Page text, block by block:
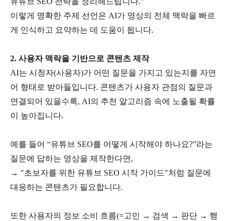
이렇게 명확한 주제 선언은 AI가 영상의 전체 맥락을 빠르
게 인식하고 요약하는 데 도움이 됩니다.
2. 사용자 맥락을 기반으로 콘텐츠 제작
AI는 시청자(사용자)가 어떤 질문을 가지고 있는지를 자연
어 형태로 받아들입니다. 콘텐츠가 사용자 관점의 질문과
연결되어 있을수록, AI의 추천 알고리즘 속에 노출될 확률
이 높아집니다.
예를 들어 “유튜브 SEO를 어떻게 시작해야 하나요?”라는
질문에 답하는 영상을 제작한다면 ,
→ "초보자를 위한 유튜브 SEO 시작 가이드"처럼 질문에
대응하는 콘텐츠가 필요합니다.
또한 사용자의 정보 소비 흐름(=고민 → 검색 → 판단 → 행